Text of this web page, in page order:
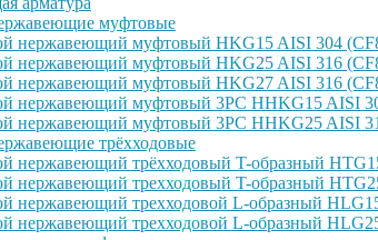
муфтовые
нержавеющий муфтовый HKG15 AISI 304
нержавеющий муфтовый HKG25 AISI 316
нержавеющий муфтовый HKG27 AISI 316
нержавеющий муфтовый 3PC HHKG15 AISI
нержавеющий муфтовый 3PC HHKG25 AISI
трёхходовые
нержавеющий трёхходовый T-образный
нержавеющий трехходовый T-образный
нержавеющий трехходовой L-образный
нержавеющий трехходовой L-образный